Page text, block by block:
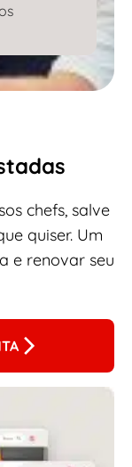
chefs, salve
quiser. Um
e renovar seu